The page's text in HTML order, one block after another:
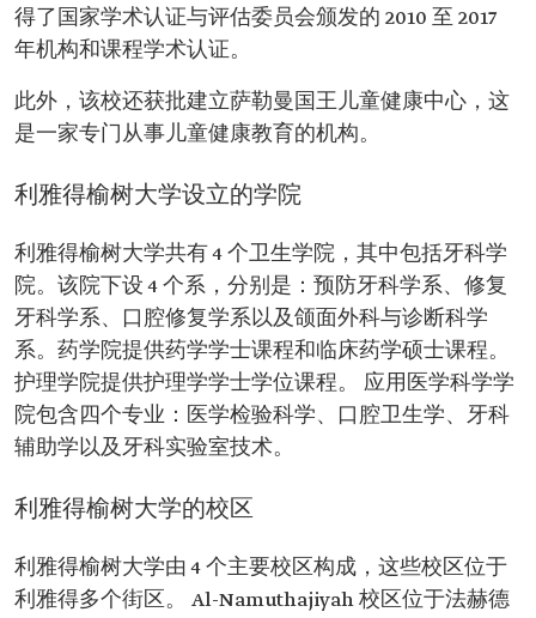
得了国家学术认证与评估委员会颁发的 2010 至 2017
年机构和课程学术认证。
此外，该校还获批建立萨勒曼国王儿童健康中心，这
是一家专门从事儿童健康教育的机构。
利雅得榆树大学设立的学院
利雅得榆树大学共有 4 个卫生学院，其中包括牙科学
院。该院下设 4 个系，分别是：预防牙科学系、修复
牙科学系、口腔修复学系以及颌面外科与诊断科学
系。药学院提供药学学士课程和临床药学硕士课程。
护理学院提供护理学学士学位课程。 应用医学科学学
院包含四个专业：医学检验科学、口腔卫生学、牙科
辅助学以及牙科实验室技术。
利雅得榆树大学的校区
利雅得榆树大学由 4 个主要校区构成，这些校区位于
利雅得多个街区。 Al-Namuthajiyah 校区位于法赫德